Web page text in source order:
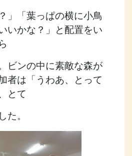
」「葉っぱの横に小鳥
いかな？」と配置をい
ビンの中に素敵な森が
者は「うわあ、とって
とて
た。